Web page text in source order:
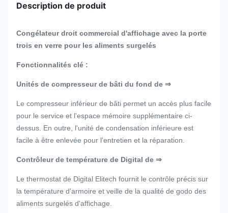
Description de produit
Congélateur droit commercial d'affichage avec la porte
trois en verre pour les aliments surgelés
Fonctionnalités clé :
Unités de compresseur de bâti du fond de ⇒
Le compresseur inférieur de bâti permet un accès plus facile
pour le service et l'espace mémoire supplémentaire ci-
dessus. En outre, l'unité de condensation inférieure est
facile à être enlevée pour l'entretien et la réparation.
Contrôleur de température de Digital de ⇒
Le thermostat de Digital Elitech fournit le contrôle précis sur
la température d'armoire et veille de la qualité de godo des
aliments surgelés d'affichage.